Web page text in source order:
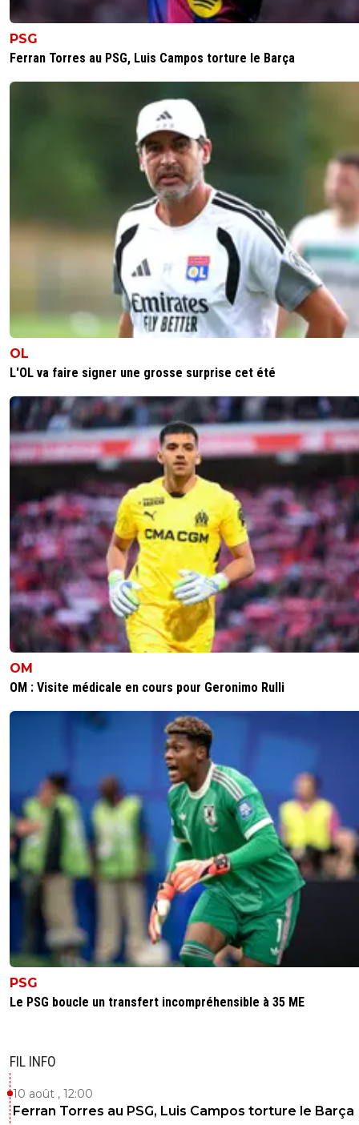
PSG
Ferran Torres au PSG, Luis Campos torture le Barça
OL
L'OL va faire signer une grosse surprise cet été
OM
OM : Visite médicale en cours pour Geronimo Rulli
PSG
Le PSG boucle un transfert incompréhensible à 35 ME
FIL INFO
10 août , 12:00
Ferran Torres au PSG, Luis Campos torture le Barça